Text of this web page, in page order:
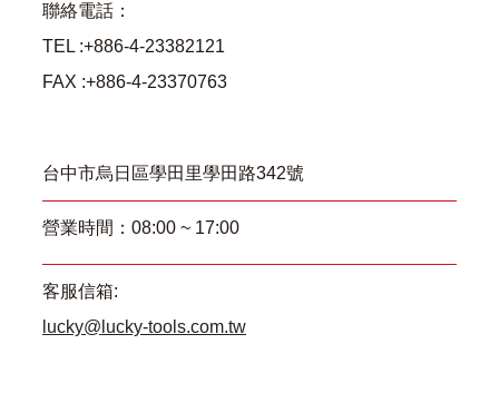
聯絡電話：
TEL :+886-4-23382121
FAX :+886-4-23370763
台中市烏日區學田里學田路342號
營業時間：08:00 ~ 17:00
客服信箱:
lucky@lucky-tools.com.tw